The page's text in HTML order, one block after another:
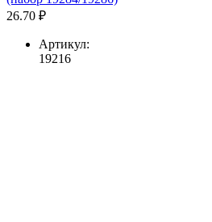
26.70 ₽
Артикул:
19216